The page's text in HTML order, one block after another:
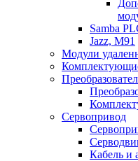
Samba
Jazz, M91
Модули
Сервопривод
Кабель и